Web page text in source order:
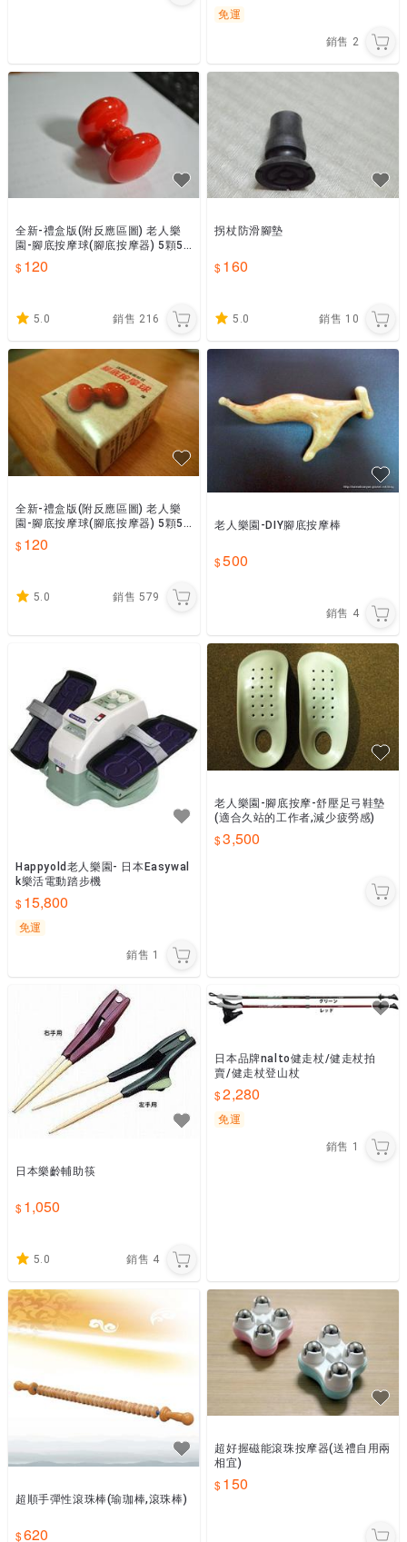
免運
銷售 2
全新-禮盒版(附反應區圖) 老人樂
園-腳底按摩球(腳底按摩器) 5顆55
0含運優惠方案~數量填1 修改金額
550120
5.0 銷售 216
拐杖防滑腳墊
160
5.0 銷售 10
全新-禮盒版(附反應區圖) 老人樂
園-腳底按摩球(腳底按摩器) 5顆55
0含運優惠方案~數量填1 修改金額
550120
5.0 銷售 579
老人樂園-DIY腳底按摩棒
500
銷售 4
Happyold老人樂園- 日本Easywal
k樂活電動踏步機
15,800
免運
銷售 1
老人樂園-腳底按摩-舒壓足弓鞋墊
(適合久站的工作者,減少疲勞感)
3,500
日本樂齡輔助筷
1,050
5.0 銷售 4
日本品牌nalto健走杖/健走杖拍
賣/健走杖登山杖
2,280
免運
銷售 1
超順手彈性滾珠棒(瑜珈棒,滾珠棒)
620
超好握磁能滾珠按摩器(送禮自用兩
相宜)
150